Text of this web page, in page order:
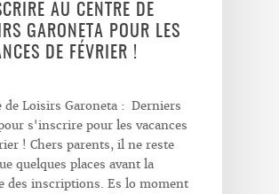
AU CENTRE DE
GARONETA POUR LES
DE FÉVRIER !
de Loisirs Garoneta : Derniers
s'inscrire pour les vacances
! Chers parents, il ne reste
quelques places avant la
des inscriptions. Es lo moment